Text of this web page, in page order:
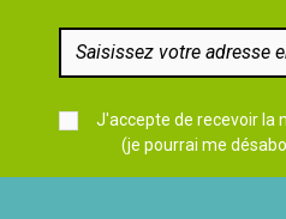
J'accepte de recevoir la
(je pourrai me